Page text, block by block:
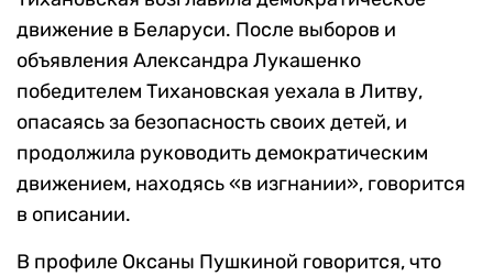
движение в Беларуси. После выборов и
объявления Александра Лукашенко
победителем Тихановская уехала в Литву,
опасаясь за безопасность своих детей, и
продолжила руководить демократическим
движением, находясь «в изгнании», говорится
в описании.
В профиле Оксаны Пушкиной говорится, что